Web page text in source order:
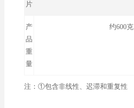
片
产
品
重
量
约600克
注：①包含非线性、迟滞和重复性